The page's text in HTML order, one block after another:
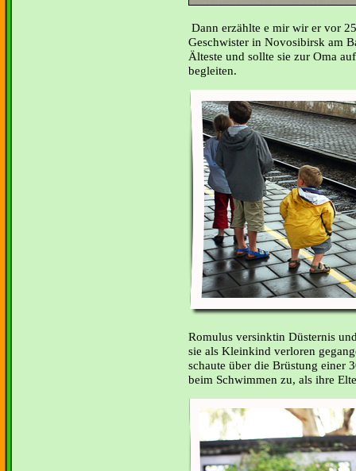
Dann erzählte e mir wir er vor
Geschwister in Novosibirsk am
Älteste und sollte sie zur Oma
begleiten.
Romulus versinktin Düsternis
sie als Kleinkind verloren
schaute über die Brüstung einer
beim Schwimmen zu, als ihre